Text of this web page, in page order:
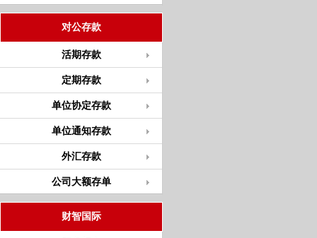
对公存款
活期存款
定期存款
单位协定存款
单位通知存款
外汇存款
公司大额存单
财智国际